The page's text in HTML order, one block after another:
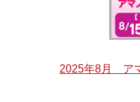
2025年8月 ア